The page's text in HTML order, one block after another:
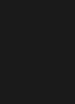
车去敦煌。
很长时间的
河西走廊的
一路向西，
实际上我非
笑脸，我只
击。居然睡
吹在身上，